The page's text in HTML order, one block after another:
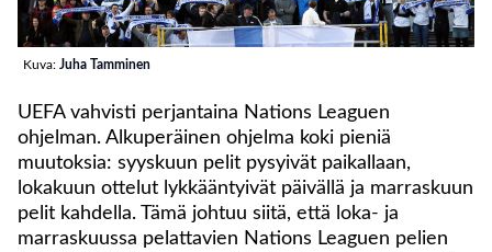
Kuva: Juha Tamminen
UEFA vahvisti perjantaina Nations Leaguen
ohjelman. Alkuperäinen ohjelma koki pieniä
muutoksia: syyskuun pelit pysyivät paikallaan,
lokakuun ottelut lykkääntyivät päivällä ja marraskuun
pelit kahdella. Tämä johtuu siitä, että loka- ja
marraskuussa pelattavien Nations Leaguen pelien